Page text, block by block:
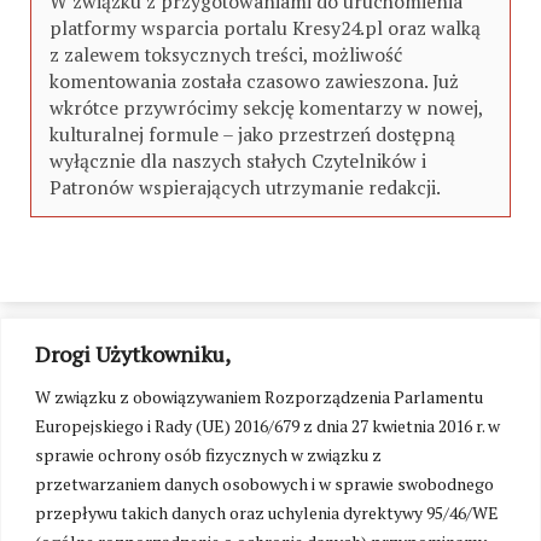
Drogi Użytkowniku,
W związku z obowiązywaniem Rozporządzenia Parlamentu
Europejskiego i Rady (UE) 2016/679 z dnia 27 kwietnia 2016 r. w
sprawie ochrony osób fizycznych w związku z
przetwarzaniem danych osobowych i w sprawie swobodnego
przepływu takich danych oraz uchylenia dyrektywy 95/46/WE
platformy wsparcia portalu Kresy24.pl oraz walką
z zalewem toksycznych treści, możliwość
komentowania została czasowo zawieszona. Już
wkrótce przywrócimy sekcję komentarzy w nowej,
kulturalnej formule – jako przestrzeń dostępną
wyłącznie dla naszych stałych Czytelników i
Patronów wspierających utrzymanie redakcji.